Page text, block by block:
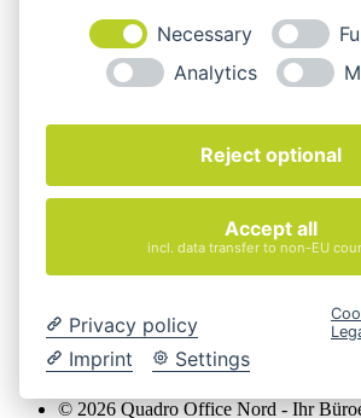
Die Produktbilder der Artikel zeigen
Ausstattung, Farbe oder Konfiguration
Artikelbeschreibung abweichen
Beschreibungen und Abbildungen im
genau nach Ihren Vorstellungen.
Cookie-Einstellungen ändern
Kontakt
Zahlungsarten
AGB
Widerrufsbelehrung
© 2026 Quadro Office Nord - Ihr
Necessary
Analytics
Reject optional
Accept all
incl. data transfer to non-EU
Privacy policy
Imprint
Settings